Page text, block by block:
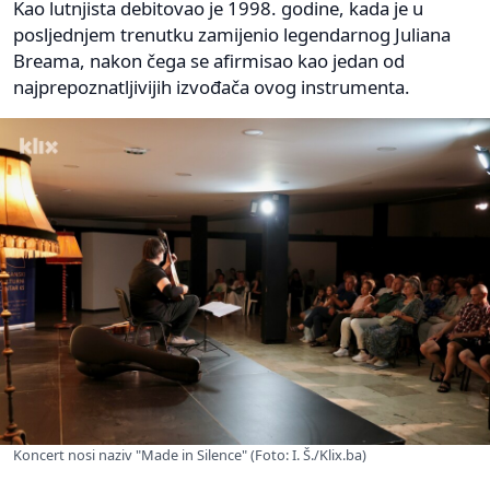
Kao lutnjista debitovao je 1998. godine, kada je u
posljednjem trenutku zamijenio legendarnog Juliana
Breama, nakon čega se afirmisao kao jedan od
najprepoznatljivijih izvođača ovog instrumenta.
Koncert nosi naziv "Made in Silence" (Foto: I. Š./Klix.ba)